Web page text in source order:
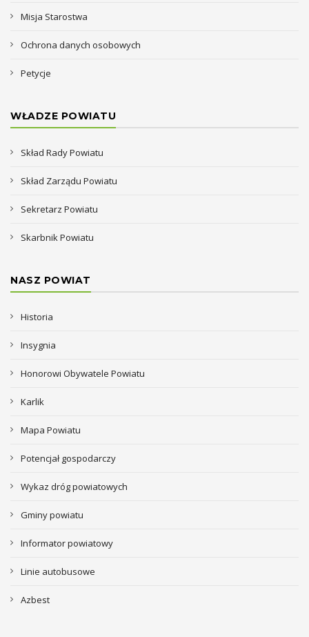
Misja Starostwa
Ochrona danych osobowych
Petycje
WŁADZE POWIATU
Skład Rady Powiatu
Skład Zarządu Powiatu
Sekretarz Powiatu
Skarbnik Powiatu
NASZ POWIAT
Historia
Insygnia
Honorowi Obywatele Powiatu
Karlik
Mapa Powiatu
Potencjał gospodarczy
Wykaz dróg powiatowych
Gminy powiatu
Informator powiatowy
Linie autobusowe
Azbest